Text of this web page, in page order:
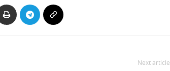
Next article